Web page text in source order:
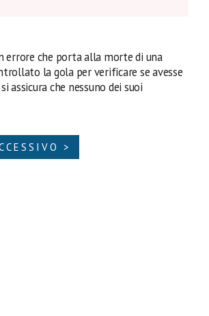
errore che porta alla morte di una
la gola per verificare se avesse
assicura che nessuno dei suoi
>